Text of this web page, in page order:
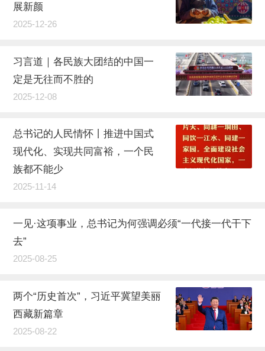
展新颜
2025-12-26
习言道｜各民族大团结的中国一
定是无往而不胜的
2025-12-08
总书记的人民情怀丨推进中国式
现代化、实现共同富裕，一个民
族都不能少
2025-11-14
一见·这项事业，总书记为何强调必须“一代接一代干下
去”
2025-08-25
两个“历史首次”，习近平冀望美丽
西藏新篇章
2025-08-22